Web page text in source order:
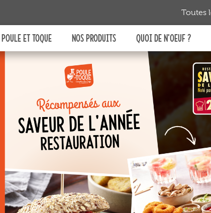
Toutes
POULE ET TOQUE NOS PRODUITS
Prêt à
Prêt àRÉCHAUFFER
Prêt à
QUOI DE N'OEUF ?
Vous
en
ces
et la
de
à leur